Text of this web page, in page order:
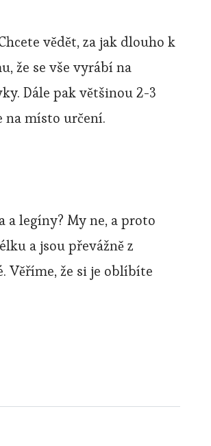
vědět, za jak dlouho k
že se vše vyrábí na
Dále pak většinou 2-3
na místo určení.
a legíny? My ne, a proto
a jsou převážně z
Věříme, že si je oblíbíte